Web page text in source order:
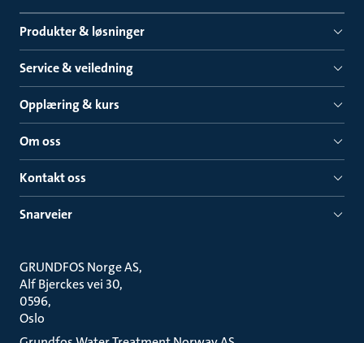
Produkter & løsninger
Service & veiledning
Opplæring & kurs
Om oss
Kontakt oss
Snarveier
GRUNDFOS Norge AS
Alf Bjerckes vei 30
0596
Oslo